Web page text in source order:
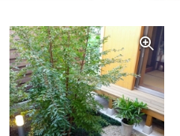
写真を拡大する